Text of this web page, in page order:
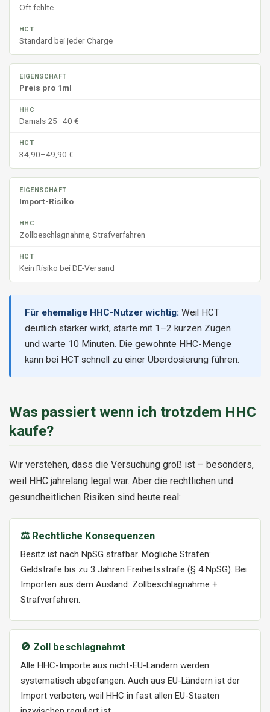
Oft fehlte
Standard bei jeder Charge
Preis pro 1ml
Damals 25–40 €
34,90–49,90 €
Import-Risiko
Zollbeschlagnahme, Strafverfahren
Kein Risiko bei DE-Versand
Für ehemalige HHC-Nutzer wichtig: Weil HCT
deutlich stärker wirkt, starte mit 1–2 kurzen Zügen
und warte 10 Minuten. Die gewohnte HHC-Menge
kann bei HCT schnell zu einer Überdosierung führen.
Was passiert wenn ich trotzdem HHC
kaufe?
Wir verstehen, dass die Versuchung groß ist – besonders,
weil HHC jahrelang legal war. Aber die rechtlichen und
gesundheitlichen Risiken sind heute real:
⚖️ Rechtliche Konsequenzen
Besitz ist nach NpSG strafbar. Mögliche Strafen:
Geldstrafe bis zu 3 Jahren Freiheitsstrafe (§ 4 NpSG). Bei
Importen aus dem Ausland: Zollbeschlagnahme +
Strafverfahren.
🚫 Zoll beschlagnahmt
Alle HHC-Importe aus nicht-EU-Ländern werden
systematisch abgefangen. Auch aus EU-Ländern ist der
Import verboten, weil HHC in fast allen EU-Staaten